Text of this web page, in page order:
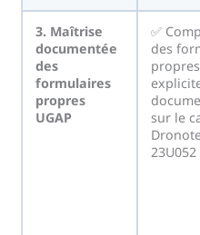
3. Maîtrise
documentée
des
formulaires
propres
UGAP
✅
des
propres
sur le
23U052